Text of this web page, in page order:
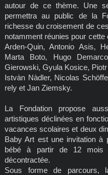
autour de ce thème. Une
permettra au public de la
richesse du croisement de
notamment réunies pour
Arden-Quin, Antonio Asis,
Marta Boto, Hugo
Gierowski, Gyula Kosice,
Istvàn Nàdler, Nicolas
rely et Jan Ziemsky.
La Fondation propose
artistiques déclinées en
vacances scolaires et deux
Baby Art est une invitation à
bébé à partir de 12 mois
décontractée.
Sous forme de parcours,